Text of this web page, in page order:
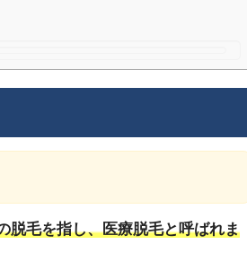
脱毛を指し、医療脱毛と呼ばれま